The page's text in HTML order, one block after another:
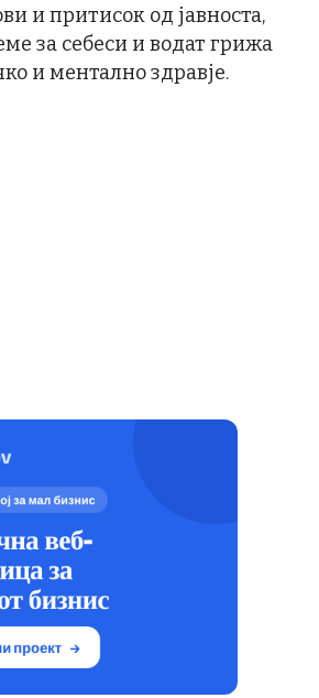
и притисок од јавноста,
за себеси и водат грижа
и ментално здравје.